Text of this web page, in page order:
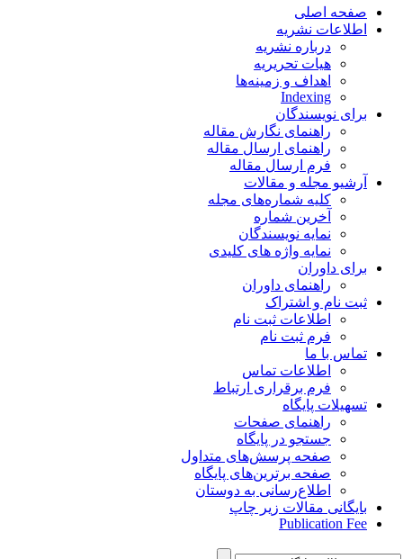
صفحه اصلی
اطلاعات نشریه
درباره نشریه
هیات تحریریه
اهداف و زمینه‌ها
Indexing
برای نویسندگان
راهنمای نگارش مقاله
راهنمای ارسال مقاله
فرم ارسال مقاله
آرشیو مجله و مقالات
کلیه شماره‌های مجله
آخرین شماره
نمایه نویسندگان
نمایه واژه های کلیدی
برای داوران
راهنمای داوران
ثبت نام و اشتراک
اطلاعات ثبت نام
فرم ثبت نام
تماس با ما
اطلاعات تماس
فرم برقراری ارتباط
تسهیلات پایگاه
راهنمای صفحات
جستجو در پایگاه
صفحه پرسش‌های متداول
صفحه برترین‌های پایگاه
اطلاع‌رسانی به دوستان
بایگانی مقالات زیر چاپ
Publication Fee